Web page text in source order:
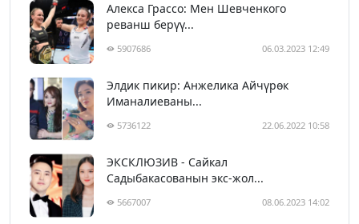
Алекса Грассо: Мен Шевченкого
реванш берүү...
5907686 06.03.2023 12:49
Элдик пикир: Анжелика Айчүрөк
Иманалиеваны...
5736122 22.06.2022 10:58
ЭКСКЛЮЗИВ - Сайкал
Садыбакасованын экс-жол...
5667007 08.06.2023 14:02